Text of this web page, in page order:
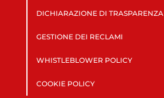
DICHIARAZIONE DI TRASPARENZA
GESTIONE DEI RECLAMI
WHISTLEBLOWER POLICY
COOKIE POLICY